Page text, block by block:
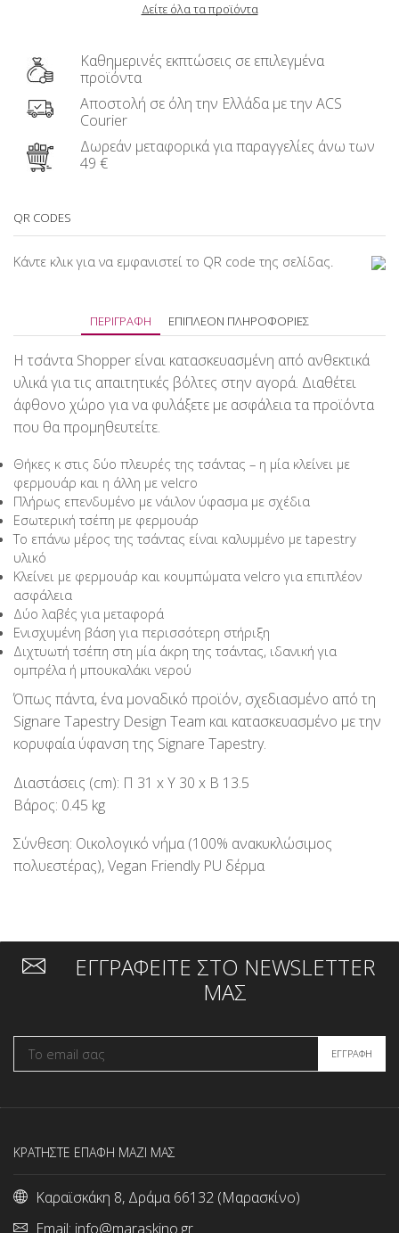
Δείτε όλα τα προϊόντα
Καθημερινές εκπτώσεις σε επιλεγμένα
προϊόντα
Αποστολή σε όλη την Ελλάδα με την ACS
Courier
Δωρεάν μεταφορικά για παραγγελίες άνω των
49 €
QR CODES
Κάντε κλικ για να εμφανιστεί το QR code της σελίδας.
ΠΕΡΙΓΡΑΦΉ ΕΠΙΠΛΈΟΝ ΠΛΗΡΟΦΟΡΊΕΣ
Η τσάντα Shopper είναι κατασκευασμένη από ανθεκτικά
υλικά για τις απαιτητικές βόλτες στην αγορά. Διαθέτει
άφθονο χώρο για να φυλάξετε με ασφάλεια τα προϊόντα
που θα προμηθευτείτε.
Θήκες κ στις δύο πλευρές της τσάντας – η μία κλείνει με
φερμουάρ και η άλλη με velcro
Πλήρως επενδυμένο με νάιλον ύφασμα με σχέδια
Εσωτερική τσέπη με φερμουάρ
Το επάνω μέρος της τσάντας είναι καλυμμένο με tapestry
υλικό
Κλείνει με φερμουάρ και κουμπώματα velcro για επιπλέον
ασφάλεια
Δύο λαβές για μεταφορά
Ενισχυμένη βάση για περισσότερη στήριξη
Διχτυωτή τσέπη στη μία άκρη της τσάντας, ιδανική για
ομπρέλα ή μπουκαλάκι νερού
Όπως πάντα, ένα μοναδικό προϊόν, σχεδιασμένο από τη
Signare Τapestry Design Team και κατασκευασμένο με την
κορυφαία ύφανση της Signare Tapestry.
Διαστάσεις (cm): Π 31 x Υ 30 x Β 13.5
Βάρος: 0.45 kg
Σύνθεση: Οικολογικό νήμα (100% ανακυκλώσιμος
πολυεστέρας), Vegan Friendly PU δέρμα
ΕΓΓΡΑΦΕΙΤΕ ΣΤΟ NEWSLETTER
ΜΑΣ
ΚΡΑΤΗΣΤΕ ΕΠΑΦΗ ΜΑΖΙ ΜΑΣ
Καραϊσκάκη 8, Δράμα 66132 (Μαρασκίνο)
Email: info@maraskino.gr